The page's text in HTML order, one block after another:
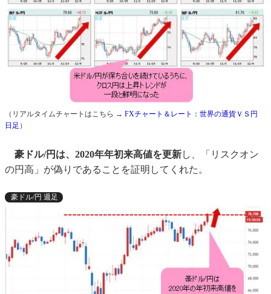
（リアルタイムチャートはこちら → FXチャート＆レート：世界の通貨ＶＳ円
日足 ）
豪ドル/円は、2020年年初来高値を更新し、「リスクオン
の円高」が偽りであることを証明してくれた。
豪ドル/円 週足